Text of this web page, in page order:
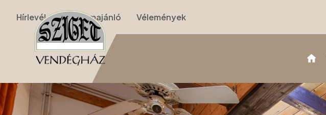
Hírlevél Programajánló Vélemények
Nyitólap › Apartmanok › II. Apartman (nappalis, galériás, 2 szobás)